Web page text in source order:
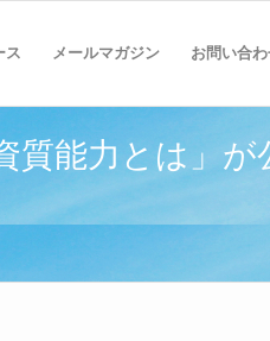
ス メールマガジン お問い合
質能力とは」が